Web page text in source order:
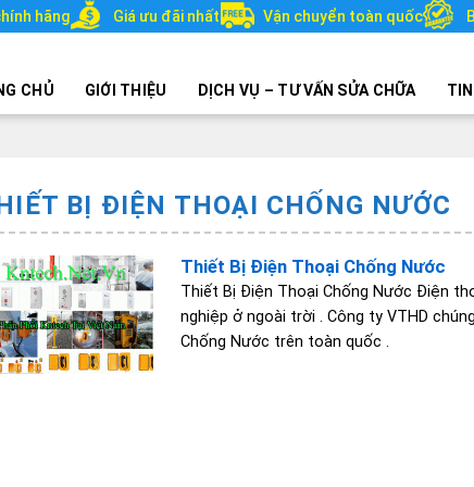
hãng Giá ưu đãi nhất Vận chuyển toàn quốc
CHỦ GIỚI THIỆU DỊCH VỤ – TƯ VẤN SỬA CHỮA
BỊ ĐIỆN THOẠI CHỐNG NƯỚC
Thiết Bị Điện Thoại Chống Nước
Thiết Bị Điện Thoại Chống Nước Điện
nghiệp ở ngoài trời . Công ty VTHD
Chống Nước trên toàn quốc .